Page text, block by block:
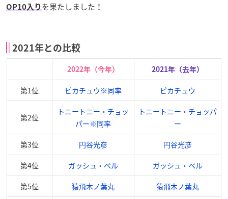
OP10入り を果たしました！
2021年との比較
2022年（今年） 2021年（去年）
第1位 ピカチュウ※同率 ピカチュウ
第2位
トニートニー・チョッ
パー※同率
トニートニー・チョッパ
ー
第3位 円谷光彦 円谷光彦
第4位 ガッシュ・ベル ガッシュ・ベル
第5位 猿飛木ノ葉丸 猿飛木ノ葉丸